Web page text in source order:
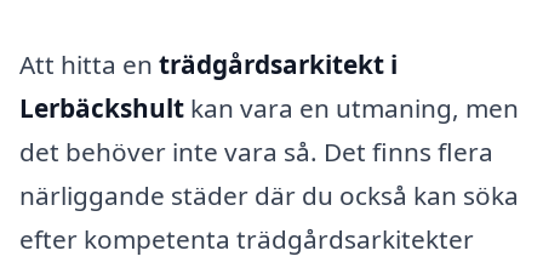
Att hitta en trädgårdsarkitekt i
Lerbäckshult kan vara en utmaning, men
det behöver inte vara så. Det finns flera
närliggande städer där du också kan söka
efter kompetenta trädgårdsarkitekter